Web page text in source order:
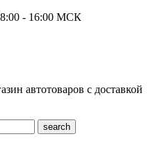
- 16:00 МСК
автотоваров с доставкой